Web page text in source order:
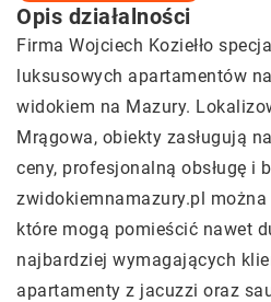
Opis działalności
Firma Wojciech Koziełło
luksusowych apartamentów
widokiem na Mazury.
Mrągowa, obiekty zasługują
ceny, profesjonalną obsługę i
zwidokiemnamazury.pl
które mogą pomieścić nawet
najbardziej wymagających
apartamenty z jacuzzi oraz